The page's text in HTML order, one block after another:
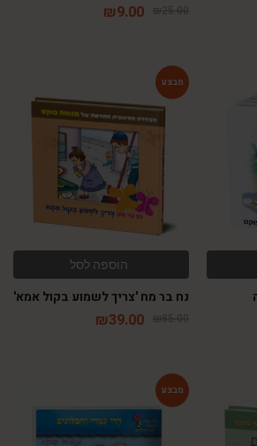
₪25.00
₪9.00
הוספה לסל
נח בר מח 'צריך לשמוע בקול אמא'
₪85.00
₪39.00